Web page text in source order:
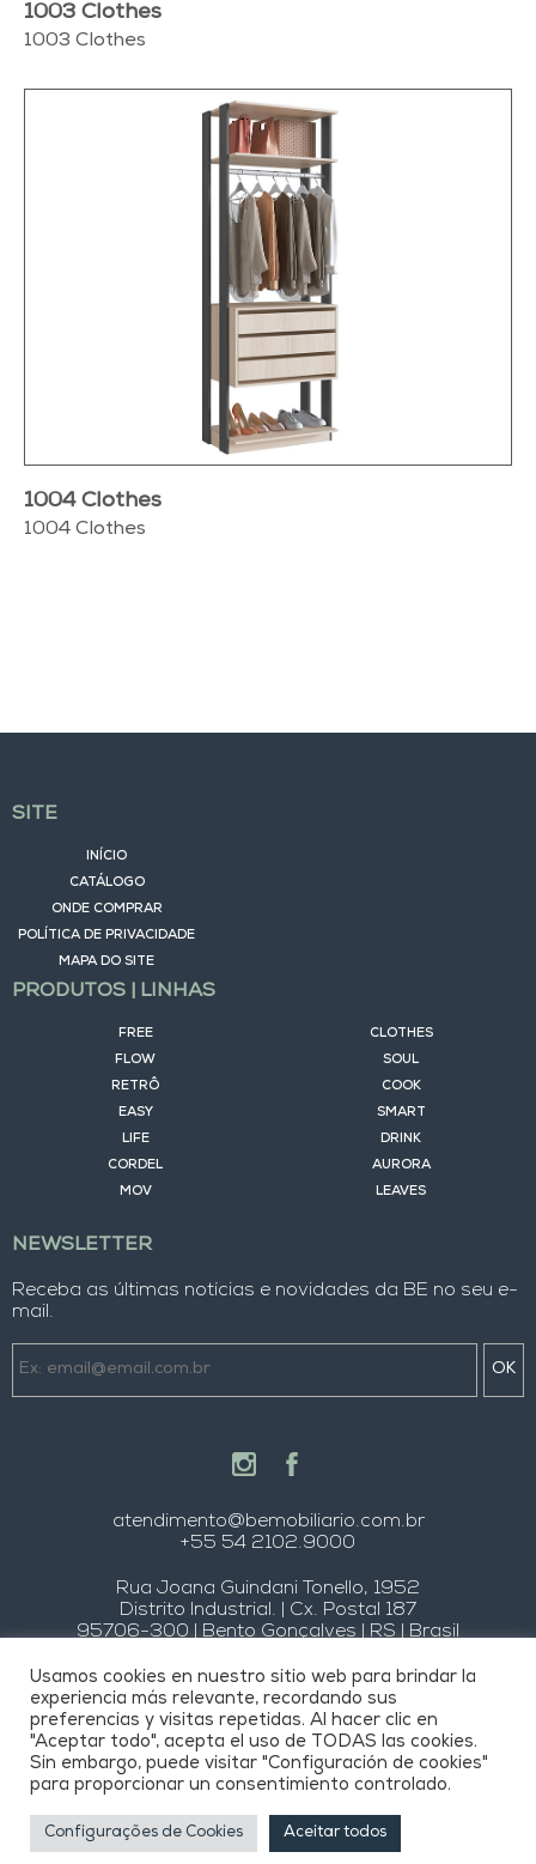
1003 Clothes
1003 Clothes
1004 Clothes
1004 Clothes
SITE
INÍCIO
CATÁLOGO
ONDE COMPRAR
POLÍTICA DE PRIVACIDADE
MAPA DO SITE
PRODUTOS | LINHAS
FREE
FLOW
RETRÔ
EASY
LIFE
CORDEL
MOV
CLOTHES
SOUL
COOK
SMART
DRINK
AURORA
LEAVES
NEWSLETTER
Receba as últimas notícias e novidades da BE no seu e-
mail.
OK
atendimento@bemobiliario.com.br
+55 54 2102.9000
Rua Joana Guindani Tonello, 1952
Distrito Industrial. | Cx. Postal 187
95706-300 | Bento Gonçalves | RS | Brasil
BE Móbiliário Inteligente
Razão Social: Móveis Bentec Ltda.
CNPJ: 88.670.385/0001-45
Usamos cookies en nuestro sitio web para brindar la
experiencia más relevante, recordando sus
preferencias y visitas repetidas. Al hacer clic en
"Aceptar todo", acepta el uso de TODAS las cookies.
Sin embargo, puede visitar "Configuración de cookies"
para proporcionar un consentimiento controlado.
Configurações de Cookies Aceitar todos